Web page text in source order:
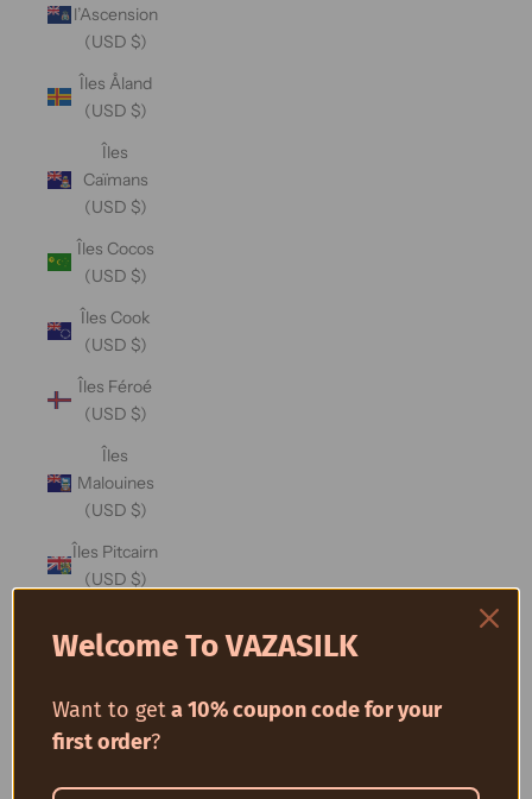
l’Ascension
(USD $)
Îles Åland
(USD $)
Îles
Caïmans
(USD $)
Îles Cocos
(USD $)
Îles Cook
(USD $)
Îles Féroé
(USD $)
Îles
Malouines
(USD $)
Îles Pitcairn
(USD $)
Salomon
Îles
Turques-
Welcome To VAZASILK
Want to geta 10% coupon code for your
first order?